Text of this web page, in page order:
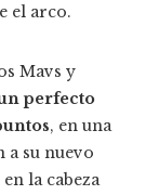
el arco.
Mavs y
perfecto
, en una
a su nuevo
la cabeza